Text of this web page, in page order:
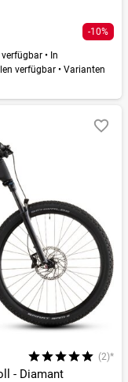
-10%
• In
verfügbar • Varianten
(2)*
- Diamant